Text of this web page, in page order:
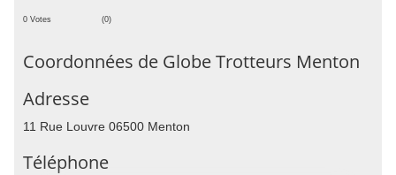
0 Votes (0)
Coordonnées de Globe Trotteurs Menton
Adresse
11 Rue Louvre 06500 Menton
Téléphone